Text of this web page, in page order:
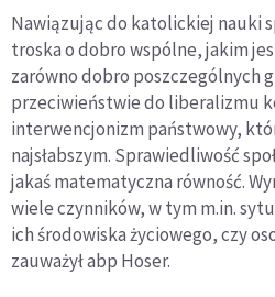
Nawiązując do katolickiej nauki
troska o dobro wspólne, jakim
zarówno dobro poszczególnych
przeciwieństwie do liberalizmu
interwencjonizm państwowy,
najsłabszym. Sprawiedliwość
jakaś matematyczna równość.
wiele czynników, w tym m.in.
ich środowiska życiowego, czy
zauważył abp Hoser.